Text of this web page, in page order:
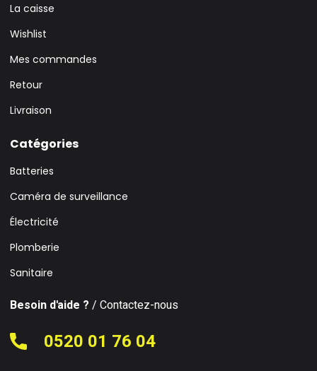
La caisse
Wishlist
Mes commandes
Retour
Livraison
Catégories
Batteries
Caméra de surveillance
Électricité
Plomberie
Sanitaire
Besoin d'aide ? / Contactez-nous
0520 01 76 04